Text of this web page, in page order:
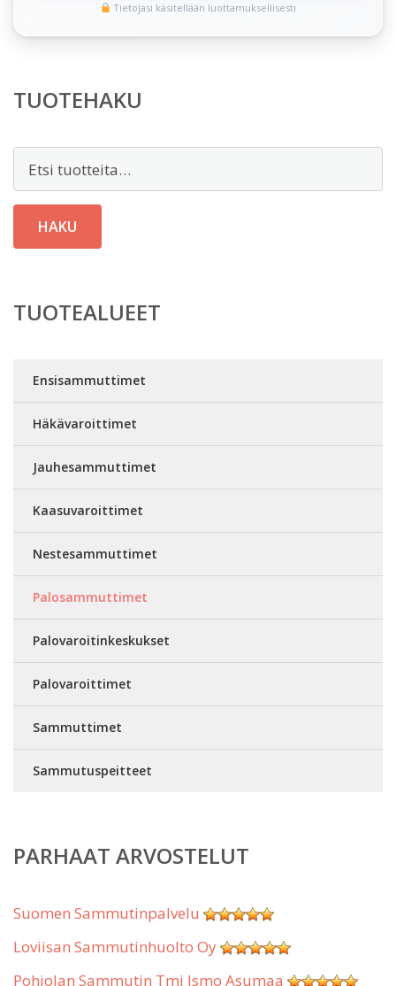
Tietojasi käsitellään luottamuksellisesti
TUOTEHAKU
HAKU
TUOTEALUEET
Ensisammuttimet
Häkävaroittimet
Jauhesammuttimet
Kaasuvaroittimet
Nestesammuttimet
Palosammuttimet
Palovaroitinkeskukset
Palovaroittimet
Sammuttimet
Sammutuspeitteet
PARHAAT ARVOSTELUT
Suomen Sammutinpalvelu
Loviisan Sammutinhuolto Oy
Pohjolan Sammutin Tmi Ismo Asumaa